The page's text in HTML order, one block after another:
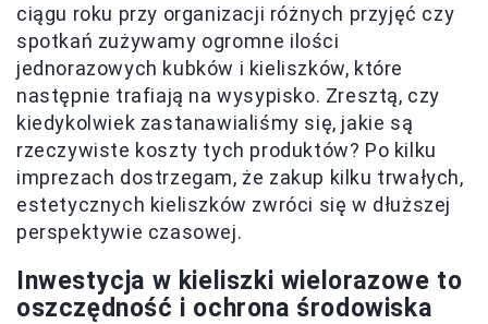
ciągu roku przy organizacji różnych przyjęć czy
spotkań zużywamy ogromne ilości
jednorazowych kubków i kieliszków, które
następnie trafiają na wysypisko. Zresztą, czy
kiedykolwiek zastanawialiśmy się, jakie są
rzeczywiste koszty tych produktów? Po kilku
imprezach dostrzegam, że zakup kilku trwałych,
estetycznych kieliszków zwróci się w dłuższej
perspektywie czasowej.
Inwestycja w kieliszki wielorazowe to
oszczędność i ochrona środowiska